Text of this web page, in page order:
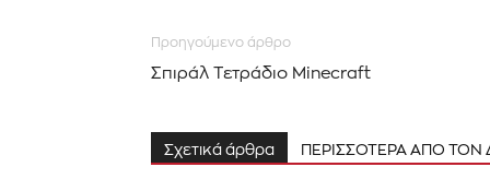
Προηγούμενο άρθρο
Σπιράλ Τετράδιο Minecraft
Σχετικά άρθρα ΠΕΡΙΣΣΟΤΕΡΑ ΑΠΟ ΤΟΝ